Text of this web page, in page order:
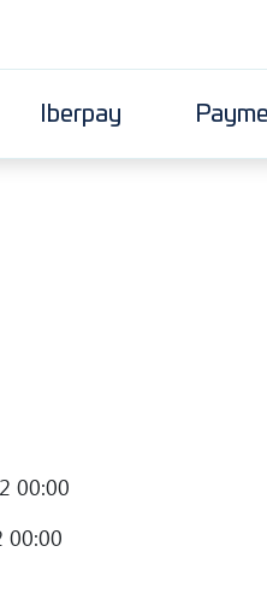
Iberpay
00:00
00:00